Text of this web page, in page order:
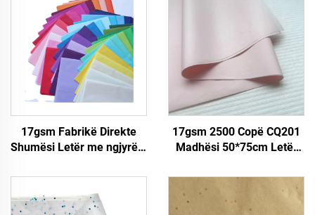
17gsm Fabrikë Direkte
Shumësi Letër me ngjyrë e
mbështjellje Ambalazh për
Rëshqit Çizme Dhuratë
Lule Letër Tissue
17gsm 2500 Copë CQ201
Madhësi 50*75cm Letër
Fabrikë Direkte Ushqim
Mollë Veshje Pëllëngë
Këpucë Letër Ambalazhi